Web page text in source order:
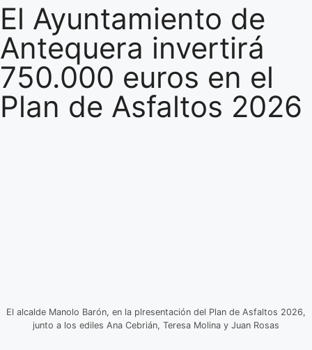
El Ayuntamiento de
Antequera invertirá
750.000 euros en el
Plan de Asfaltos 2026
El alcalde Manolo Barón, en la plresentación del Plan de Asfaltos 2026,
junto a los ediles Ana Cebrián, Teresa Molina y Juan Rosas